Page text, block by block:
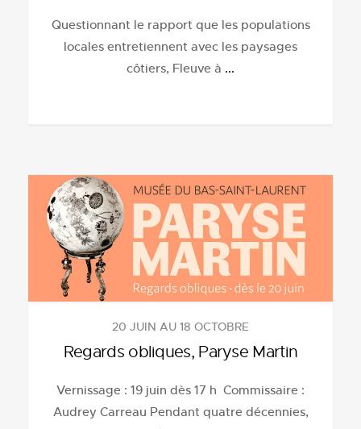
Questionnant le rapport que les populations
locales entretiennent avec les paysages
côtiers, Fleuve à ...
20 JUIN AU 18 OCTOBRE
Regards obliques, Paryse Martin
Vernissage : 19 juin dès 17 h Commissaire :
Audrey Carreau Pendant quatre décennies,